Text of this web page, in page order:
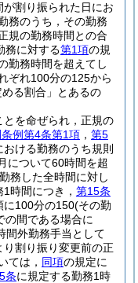
割り振られた日にお
務のうち，その勤務
規の勤務時間との合
務に対する第1項の規
勤務時間を超えてし
ぞれ100分の125から
る割合」とあるの
を命ぜられ，正規の
例第4条第1項 ， 第5
ける勤務のうち規則
について60時間を超
務した全時間に対し
時間につき， 第15条
に100分の150(その勤
の間である場合に
間外勤務手当として
り割り振り変更前の正
ては， 同項の規定に
条に規定する勤務1時